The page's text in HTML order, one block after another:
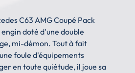
C63 AMG Coupé Pack
doté d'une double
mi-démon. Tout à fait
foule d'équipements
en toute quiétude, il joue sa